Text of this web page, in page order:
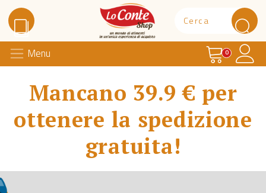
Lo Conte Shop
Menu Carrello
0
Mancano 39.9 € per
ottenere la spedizione
gratuita!